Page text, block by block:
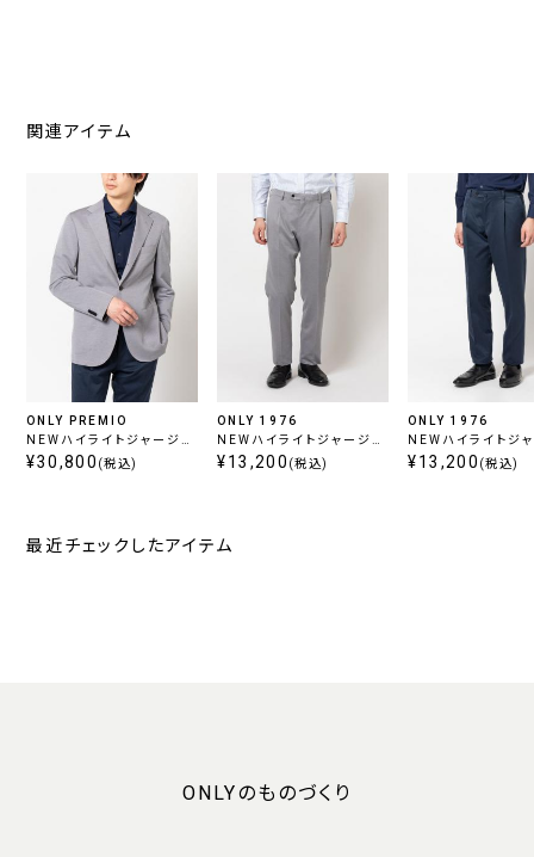
関連アイテム
ONLY PREMIO
NEWハイライトジャージー
ライトグレージャケット
¥30,800 (税込)
ONLY 1976
NEWハイライトジャージー
ワンタックパンツ グレー
¥13,200 (税込)
ONLY 1976
NEWハイライトジ
ワンタックパンツ ネ
¥13,200 (税込)
最近チェックしたアイテム
ONLYのものづくり